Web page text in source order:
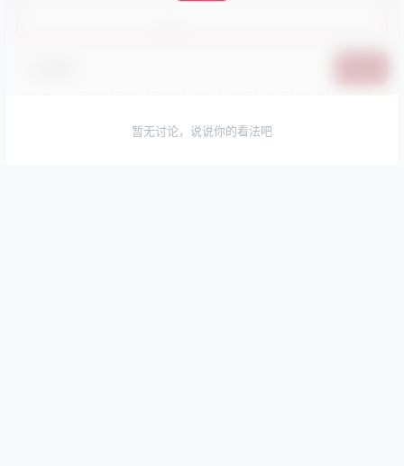
暂无讨论，说说你的看法吧